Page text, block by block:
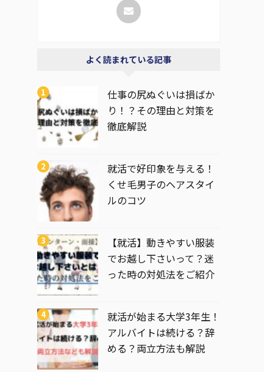
よく読まれている記事
仕事の尻ぬぐいは損ばか
り！？その理由と対策を
徹底解説
就活で好印象を与える！
くせ毛男子のヘアスタイ
ルのコツ
【就活】動きやすい服装
でお越し下さいって？迷
った時の対処法をご紹介
就活が始まる大学3年生！
アルバイトは続ける？辞
める？両立方法も解説